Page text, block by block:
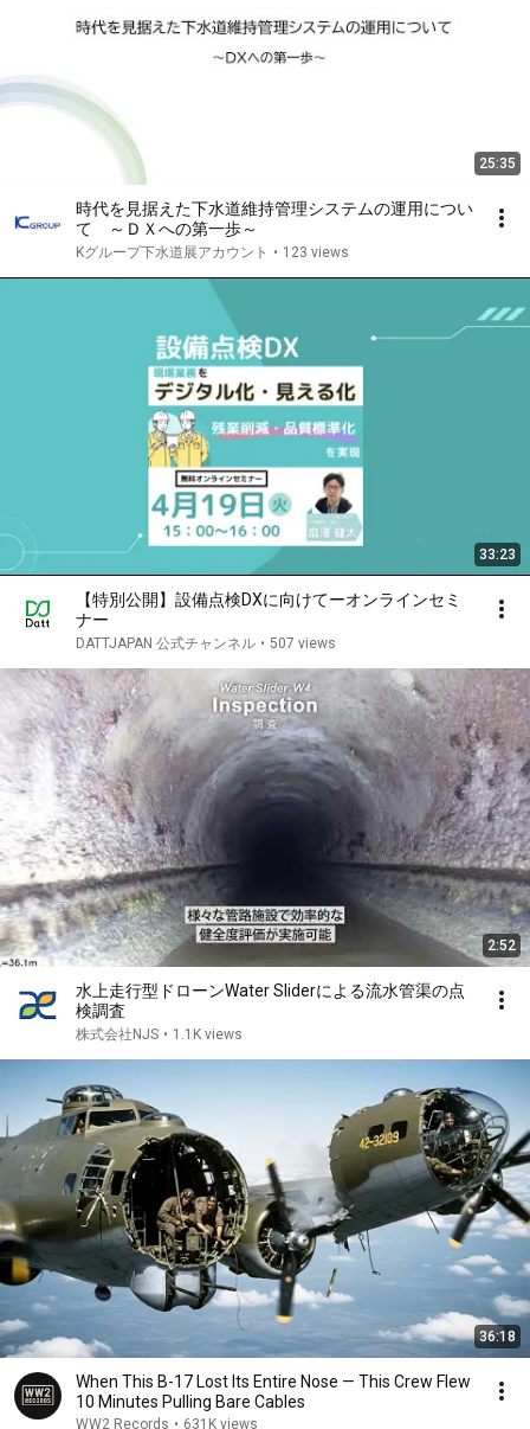
25:35
時代を見据えた下水道維持管理システムの運用につい
て ～ＤＸへの第一歩～
Kグループ下水道展アカウント • 123 views
33:23
【特別公開】設備点検DXに向けてーオンラインセミ
ナー
DATTJAPAN 公式チャンネル • 507 views
2:52
水上走行型ドローンWater Sliderによる流水管渠の点
検調査
株式会社NJS • 1.1K views
36:18
When This B-17 Lost Its Entire Nose — This Crew Flew
10 Minutes Pulling Bare Cables
WW2 Records • 631K views